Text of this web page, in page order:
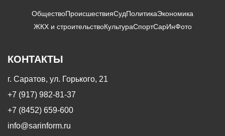
ОбществоПроисшествияСудПолитикаЭкономика
ЖКХ и строительствоКультураСпортСарИнФото
КОНТАКТЫ
г. Саратов, ул. Горького, 21
+7 (917) 982-81-37
+7 (8452) 659-600
info@sarinform.ru